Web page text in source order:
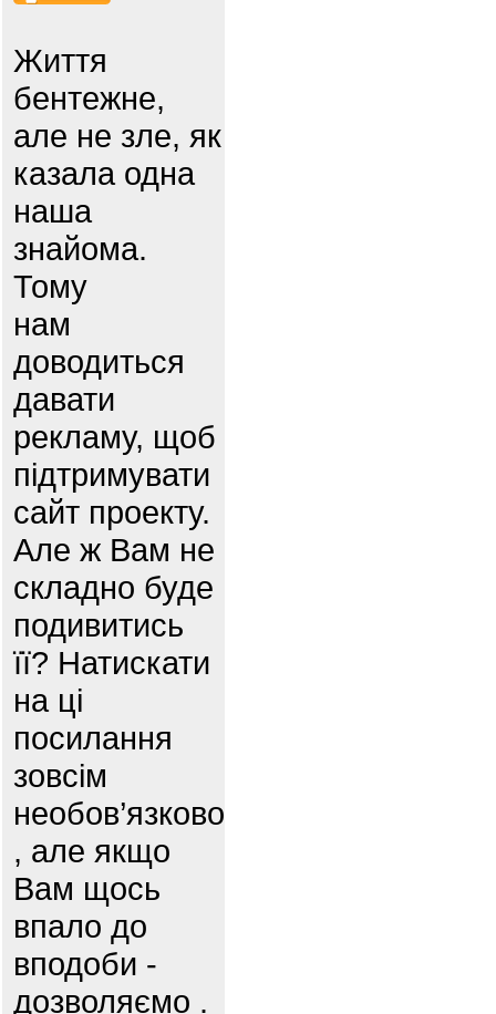
Життя
бентежне,
але не зле, як
казала одна
наша
знайома.
Тому
нам
доводиться
давати
рекламу, щоб
підтримувати
сайт проекту.
Але ж Вам не
складно буде
подивитись
її? Натискати
на ці
посилання
зовсім
необов’язково
, але якщо
Вам щось
впало до
вподоби -
дозволяємо .